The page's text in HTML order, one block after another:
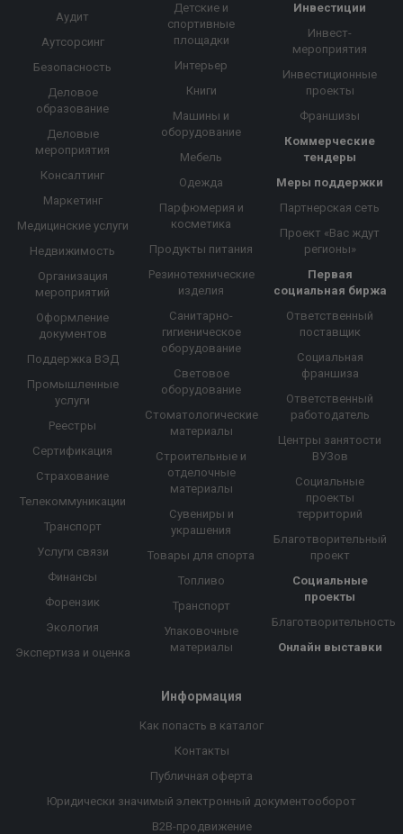
Аудит
Аутсорсинг
Безопасность
Деловое
образование
Деловые
мероприятия
Консалтинг
Маркетинг
Медицинские услуги
Недвижимость
Организация
мероприятий
Оформление
документов
Поддержка ВЭД
Промышленные
услуги
Реестры
Сертификация
Страхование
Телекоммуникации
Транспорт
Услуги связи
Финансы
Форензик
Экология
Экспертиза и оценка
Детские и
спортивные
площадки
Интерьер
Книги
Машины и
оборудование
Мебель
Одежда
Парфюмерия и
косметика
Продукты питания
Резинотехнические
изделия
Санитарно-
гигиеническое
оборудование
Световое
оборудование
Стоматологические
материалы
Строительные и
отделочные
материалы
Сувениры и
украшения
Товары для спорта
Топливо
Транспорт
Упаковочные
материалы
Инвестиции
Инвест-
мероприятия
Инвестиционные
проекты
Франшизы
Коммерческие
тендеры
Меры поддержки
Партнерская сеть
Проект «Вас ждут
регионы»
Первая
социальная биржа
Ответственный
поставщик
Социальная
франшиза
Ответственный
работодатель
Центры занятости
ВУЗов
Социальные
проекты
территорий
Благотворительный
проект
Социальные
проекты
Благотворительность
Онлайн выставки
Информация
Как попасть в каталог
Контакты
Публичная оферта
Юридически значимый электронный документооборот
B2B-продвижение